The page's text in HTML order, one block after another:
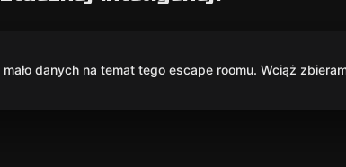
mało danych na temat tego escape roomu. Wciąż